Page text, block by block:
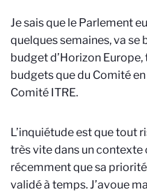
Je sais que le Parlement
quelques semaines, va
budget d’Horizon
budgets que du Comité
Comité ITRE.
L’inquiétude est que tout
très vite dans un contexte
récemment que sa
validé à temps. J’avoue